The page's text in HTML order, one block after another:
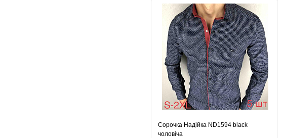
Сорочка Надійка ND1594 black
чоловіча